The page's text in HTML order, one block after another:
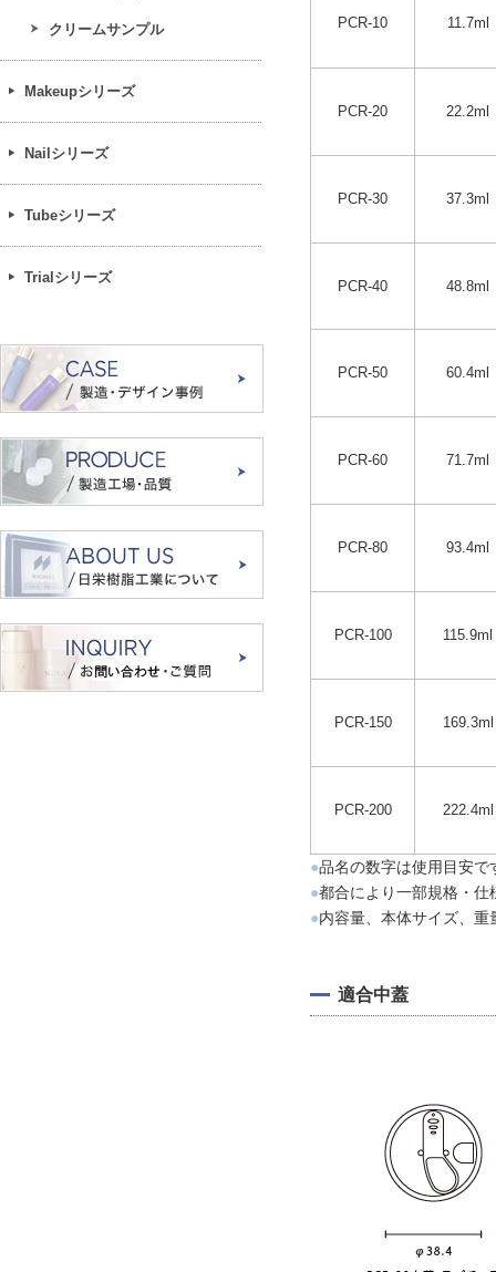
PCR-10 11.7ml
PCR-20 22.2ml
PCR-30 37.3ml
PCR-40 48.8ml
PCR-50 60.4ml
PCR-60 71.7ml
PCR-80 93.4ml
PCR-100 115.9ml
PCR-150 169.3ml
PCR-200 222.4ml
●品名の数字は使用目安
●都合により一部規格・
●内容量、本体サイズ、
適合中蓋
クリームサンプル
Makeupシリーズ
Nailシリーズ
Tubeシリーズ
Trialシリーズ